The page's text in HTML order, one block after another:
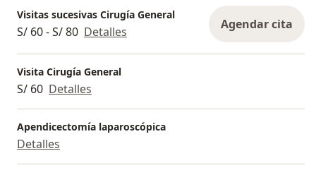
Visitas sucesivas Cirugía General
S/ 60 - S/ 80 Detalles Agendar cita
Visita Cirugía General
S/ 60 Detalles
Apendicectomía laparoscópica
Detalles